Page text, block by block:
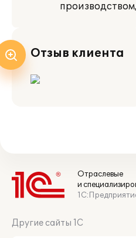
Отзыв клиента
Отраслевые
и
Другие сайты 1С